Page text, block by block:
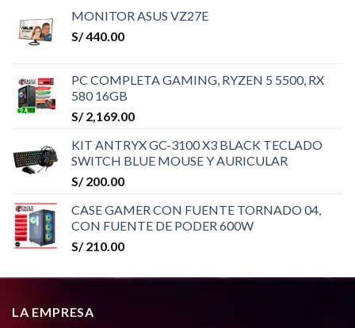
MONITOR ASUS VZ27E
S/440.00
PC COMPLETA GAMING, RYZEN 5 5500, RX
580 16GB
S/2,169.00
KIT ANTRYX GC-3100 X3 BLACK TECLADO
SWITCH BLUE MOUSE Y AURICULAR
S/200.00
CASE GAMER CON FUENTE TORNADO 04,
CON FUENTE DE PODER 600W
S/210.00
LA EMPRESA